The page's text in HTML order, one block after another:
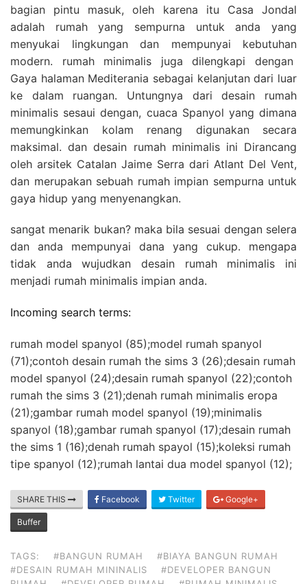
bagian pintu masuk, oleh karena itu Casa Jondal
adalah rumah yang sempurna untuk anda yang
menyukai lingkungan dan mempunyai kebutuhan
modern. rumah minimalis juga dilengkapi dengan
Gaya halaman Mediterania sebagai kelanjutan dari luar
ke dalam ruangan. Untungnya dari desain rumah
minimalis sesaui dengan, cuaca Spanyol yang dimana
memungkinkan kolam renang digunakan secara
maksimal. dan desain rumah minimalis ini Dirancang
oleh arsitek Catalan Jaime Serra dari Atlant Del Vent,
dan merupakan sebuah rumah impian sempurna untuk
gaya hidup yang menyenangkan.
sangat menarik bukan? maka bila sesuai dengan selera
dan anda mempunyai dana yang cukup. mengapa
tidak anda wujudkan desain rumah minimalis ini
menjadi rumah minimalis impian anda.
Incoming search terms:
rumah model spanyol (85);model rumah spanyol
(71);contoh desain rumah the sims 3 (26);desain rumah
model spanyol (24);desain rumah spanyol (22);contoh
rumah the sims 3 (21);denah rumah minimalis eropa
(21);gambar rumah model spanyol (19);minimalis
spanyol (18);gambar rumah spanyol (17);desain rumah
the sims 1 (16);denah rumah spayol (15);koleksi rumah
tipe spanyol (12);rumah lantai dua model spanyol (12);
SHARE THIS Facebook Twitter Google+
Buffer
TAGS: #BANGUN RUMAH
#BIAYA BANGUN RUMAH
#DESAIN RUMAH MININALIS
#DEVELOPER BANGUN